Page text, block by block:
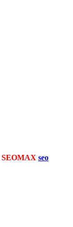
SEOMAX seo